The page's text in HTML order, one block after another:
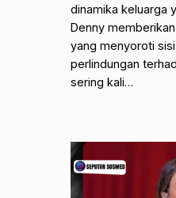
dinamika keluarga
Denny
yang menyoroti
perlindungan
sering kali…